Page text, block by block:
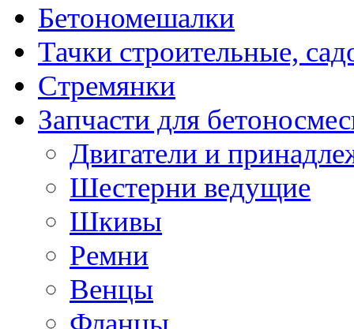
Бетономешалки
Тачки строительные,
Стремянки
Запчасти для
Двигатели и
Шестерни ведущие
Шкивы
Ремни
Венцы